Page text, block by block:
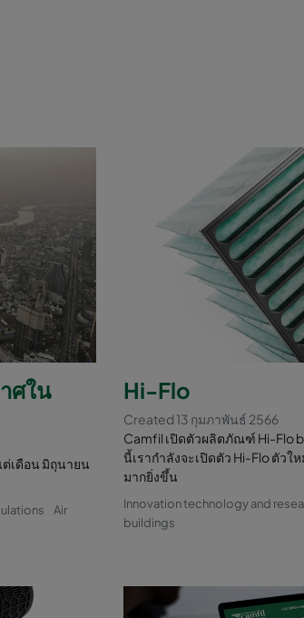
ศใน
เดือน มิถุนายน
Air
Hi-Flo
Created 13 กุมภาพันธ์ 2566
Camfil เปิดตัวผลิตภัณฑ์ Hi-Flo
นี้เรากำลังจะเปิดตัว Hi-Flo ตัว
มากยิ่งขึ้น
Innovation technology and
buildings